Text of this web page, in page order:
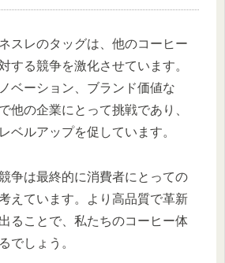
スレのタッグは、他のコーヒー
する競争を激化させています。
ベーション、ブランド価値な
他の企業にとって挑戦であり、
ベルアップを促しています。
争は最終的に消費者にとっての
えています。より高品質で革新
ることで、私たちのコーヒー体
でしょう。